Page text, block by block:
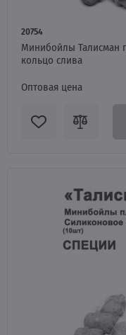
20754
Минибойлы Талисман
кольцо слива
Оптовая цена